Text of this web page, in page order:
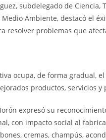
subdelegado de
Medio Ambiente, destacó el
resolver problemas que
ocupa, de forma gradual,
productos, servicios y
expresó su
con impacto social al
cremas, champús,